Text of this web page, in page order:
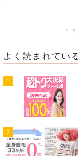
よく読まれてい
1
2